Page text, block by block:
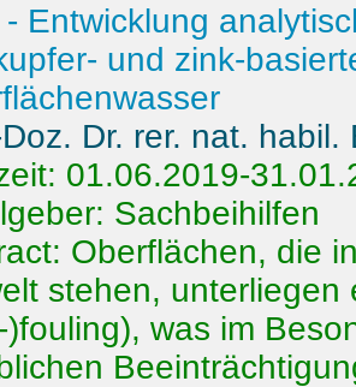
- Entwicklung
und zink-
Dr. rer. nat.
01.06.2019-
Sachbeihilfen
Oberflächen, die
stehen,
)fouling), was im